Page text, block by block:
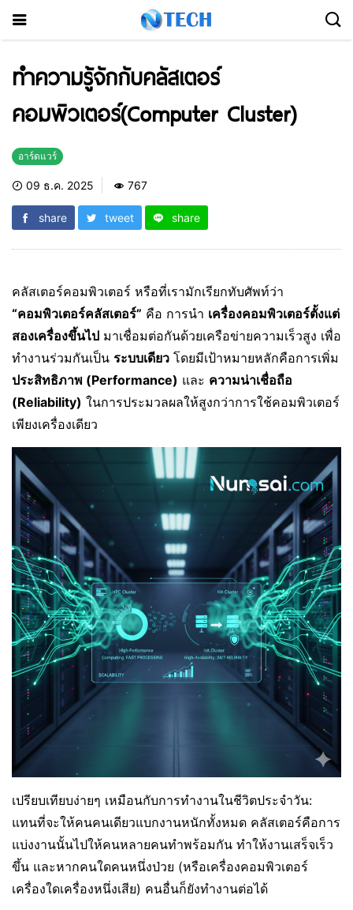
ทำความรู้จักกับคลัสเตอร์
คอมพิวเตอร์(Computer Cluster)
อาร์ดแวร์
09 ธ.ค. 2025 767
share tweet share
คลัสเตอร์คอมพิวเตอร์ หรือที่เรามักเรียกทับศัพท์ว่า
“คอมพิวเตอร์คลัสเตอร์” คือ การนำ เครื่องคอมพิวเตอร์ตั้งแต่
สองเครื่องขึ้นไป มาเชื่อมต่อกันด้วยเครือข่ายความเร็วสูง เพื่อ
ทำงานร่วมกันเป็น ระบบเดียว โดยมีเป้าหมายหลักคือการเพิ่ม
ประสิทธิภาพ (Performance) และ ความน่าเชื่อถือ
(Reliability) ในการประมวลผลให้สูงกว่าการใช้คอมพิวเตอร์
เพียงเครื่องเดียว
เปรียบเทียบง่ายๆ เหมือนกับการทำงานในชีวิตประจำวัน:
แทนที่จะให้คนคนเดียวแบกงานหนักทั้งหมด คลัสเตอร์คือการ
แบ่งงานนั้นไปให้คนหลายคนทำพร้อมกัน ทำให้งานเสร็จเร็ว
ขึ้น และหากคนใดคนหนึ่งป่วย (หรือเครื่องคอมพิวเตอร์
เครื่องใดเครื่องหนึ่งเสีย) คนอื่นก็ยังทำงานต่อได้